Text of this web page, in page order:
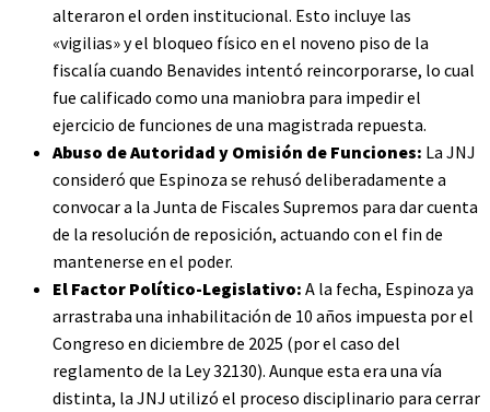
alteraron el orden institucional. Esto incluye las
«vigilias» y el bloqueo físico en el noveno piso de la
fiscalía cuando Benavides intentó reincorporarse, lo cual
fue calificado como una maniobra para impedir el
ejercicio de funciones de una magistrada repuesta.
Abuso de Autoridad y Omisión de Funciones: La JNJ
consideró que Espinoza se rehusó deliberadamente a
convocar a la Junta de Fiscales Supremos para dar cuenta
de la resolución de reposición, actuando con el fin de
mantenerse en el poder.
El Factor Político-Legislativo: A la fecha, Espinoza ya
arrastraba una inhabilitación de 10 años impuesta por el
Congreso en diciembre de 2025 (por el caso del
reglamento de la Ley 32130). Aunque esta era una vía
distinta, la JNJ utilizó el proceso disciplinario para cerrar